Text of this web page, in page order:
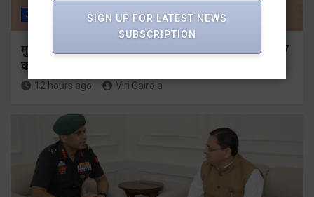
राज्य देहरादून
मुख्यमंत्री ने प्रदान की विभिन्न विकास योजनाओं के लिए 1967
करोड़ की वित्तीय स्वीकृति
12 hours ago Viri Gairola
SIGN UP FOR LATEST NEWS
SUBSCRIPTION